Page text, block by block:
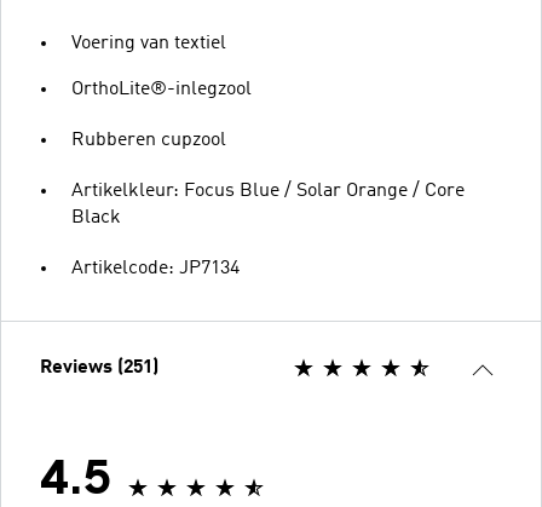
Voering van textiel
OrthoLite®-inlegzool
Rubberen cupzool
Artikelkleur: Focus Blue / Solar Orange / Core
Black
Artikelcode: JP7134
Reviews (251)
4.5